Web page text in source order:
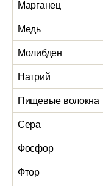
Марганец
Медь
Молибден
Натрий
Пищевые волокна
Сера
Фосфор
Фтор